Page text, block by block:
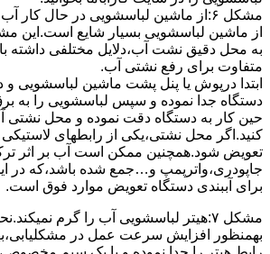
مشکل ۶:از ﻣﺎﺷﯿﻦ لباسشویی در ﺣﺎل
از ماشین لباسشویی بسیار شایع است.این
به محل دقیق نشت آب،دلایل مختلفی داشته
متفاوت برای رفع نشتی آب.
ابتدا درپوش یا پنل ﭘﺸﺖ ﻣﺎﺷﯿﻦ لباسشویی و
دستگاه ﺟﺪا ﻧﻤﻮده و ﺳﭙﺲ لباسشویی را ﺑﻪ
حین کار به دستگاه دقت نموده و ﻣﺤﻞ نشتی
کنید.اﮔﺮ ﻣﺤﻞ نشتی،ﯾﮑﯽ از رابطهای
ﺗﻌﻮﯾﺾ شود.همچنین ﻣﻤﮑﻦ اﺳﺖ آب بر اثر
ﺟﺎﭘﻮدری،واترپمپ و…جمع شده ﺑﺎﺷﺪ،ﮐﻪ در
برای آببندی دستگاه ﺗﻌﻮﯾﺾ ﻣﻮارد ﻓﻮق اﺳﺖ.
مشکل ۷:ﻫﯿﺘﺮ لباسشویی آب را ﮔﺮم
بهمنظور اﻓﺰاﯾﺶ ﺳﺮﻋﺖ ﻋﻤﻞ در